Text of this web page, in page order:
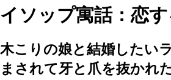
イソップ寓話：恋
木こりの娘と結婚したい
まされて牙と爪を抜かれた